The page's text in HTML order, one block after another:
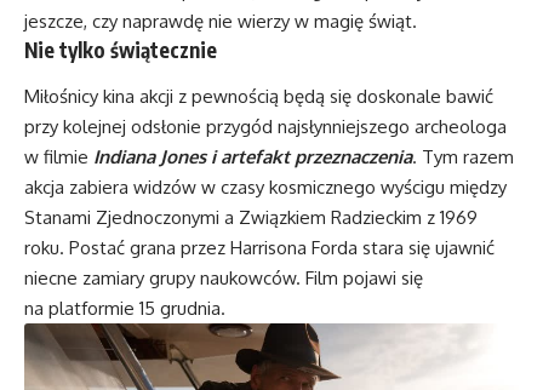
jeszcze, czy naprawdę nie wierzy w magię świąt.
Nie tylko świątecznie
Miłośnicy kina akcji z pewnością będą się doskonale bawić
przy kolejnej odsłonie przygód najsłynniejszego archeologa
w filmie Indiana Jones i artefakt przeznaczenia. Tym razem
akcja zabiera widzów w czasy kosmicznego wyścigu między
Stanami Zjednoczonymi a Związkiem Radzieckim z 1969
roku. Postać grana przez Harrisona Forda stara się ujawnić
niecne zamiary grupy naukowców. Film pojawi się
na platformie 15 grudnia.